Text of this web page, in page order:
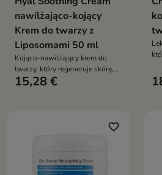
nawilżająco-kojący
Krem do twarzy z
Liposomami 50 ml
Kojąco-nawilżający krem do
twarzy, który regeneruje skórę,
wzmacnia jej barierę
15,28 €
ją
favorite_border